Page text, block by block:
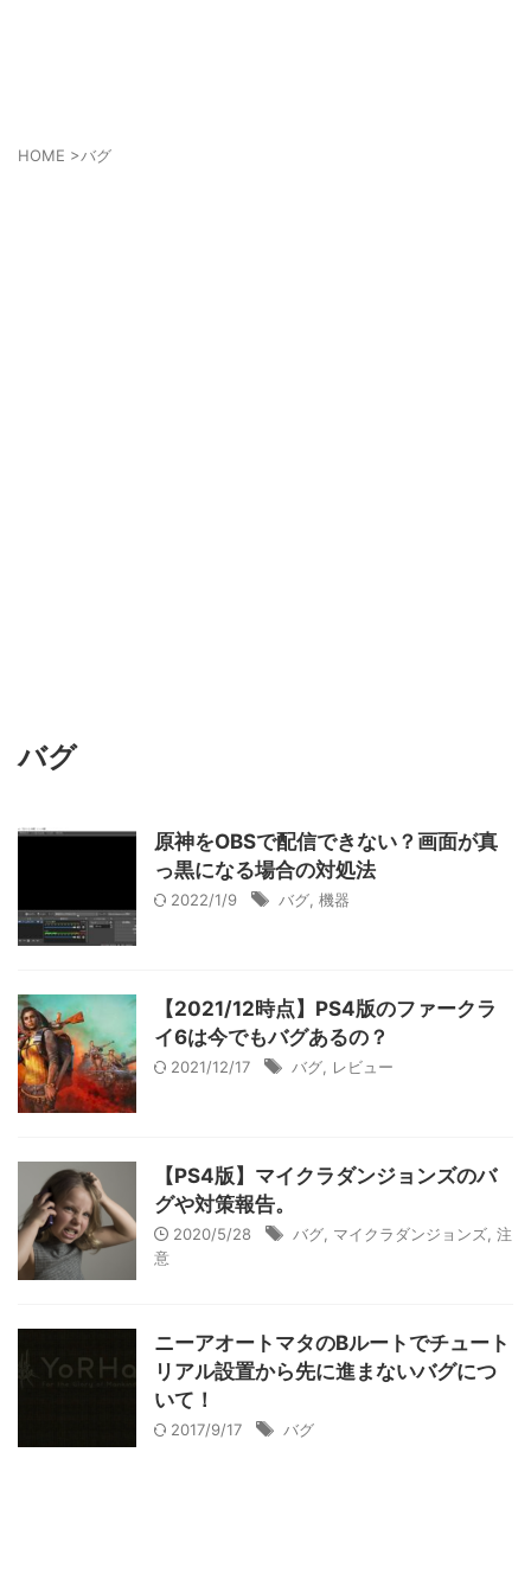
HOME >バグ
バグ
原神をOBSで配信できない？画面が真
っ黒になる場合の対処法
2022/1/9 バグ 機器
【2021/12時点】PS4版のファークラ
イ6は今でもバグあるの？
2021/12/17 バグ レビュー
【PS4版】マイクラダンジョンズのバ
グや対策報告。
2020/5/28 バグ マイクラダンジョンズ 注
意
ニーアオートマタのBルートでチュート
リアル設置から先に進まないバグにつ
いて！
2017/9/17 バグ